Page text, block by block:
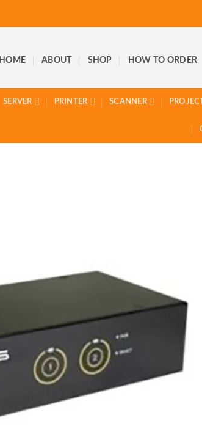
HOME ABOUT SHOP HOW TO ORDER
SERVER PRINTER SCANNER